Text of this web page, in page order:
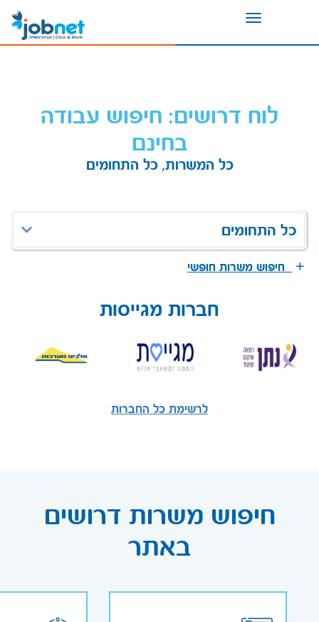
Toggle
לוח דרושים: חיפוש עבודה
בחינם
כל המשרות, כל התחומים
כל התחומים
חיפוש משרות חופשי
חברות מגייסות
לרשימת כל החברות
חיפוש משרות דרושים
באתר